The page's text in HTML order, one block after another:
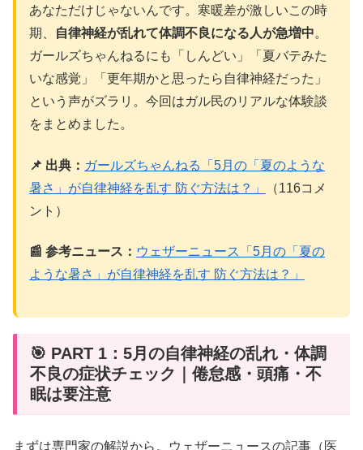
あなただけじゃないんです。寒暖差が激しいこの時
期、
自律神経が乱れて体調不良になる人が急増中。
ガールズちゃんねるにも「しんどい」「夏バテみた
いな感覚」「更年期かと思ったら自律神経だった」
という声がズラリ。今回はガル民のリアルな体験談
をまとめました。
📌 出典： ガールズちゃんねる「5月の「夏のような
暑さ」が自律神経を乱す 防ぐ方法は？」
（116コメ
ント）
📰 参考ニュース： ウェザーニュース「5月の「夏の
ような暑さ」が自律神経を乱す 防ぐ方法は？」
🎯 PART 1：5月の自律神経の乱れ・体調
不良の症状チェック｜倦怠感・頭痛・不
眠は要注意
まずは専門家の解説から。ウェザーニュースの記事（医